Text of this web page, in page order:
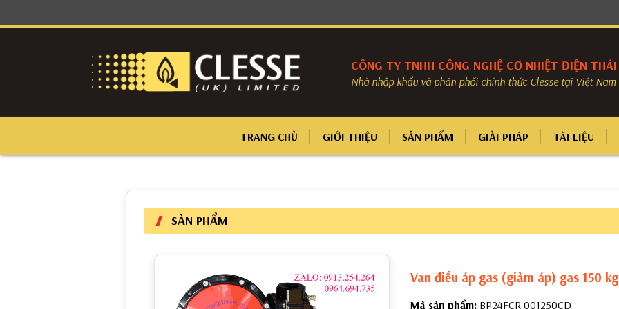
CÔNG TY TNHH CÔNG NGHỆ CƠ NHIỆT ĐIỆN THÁI
Nhà nhập khẩu và phân phối chính thức Clesse tại Việt Nam
TRANG CHỦ GIỚI THIỆU SẢN PHẨM GIẢI PHÁP TÀI LIỆU
SẢN PHẨM
Van điều áp gas (giảm áp) gas 150 kg
Mã sản phẩm: BP24FCR 001250CD